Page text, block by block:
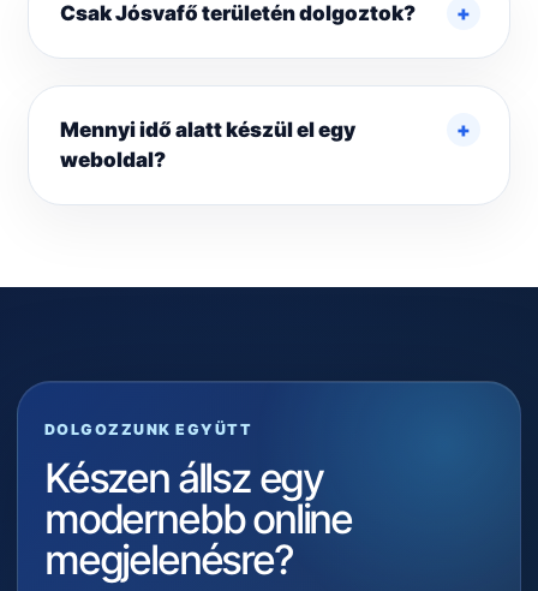
Csak Jósvafő területén dolgoztok?
Mennyi idő alatt készül el egy
weboldal?
DOLGOZZUNK EGYÜTT
Készen állsz egy
modernebb online
megjelenésre?